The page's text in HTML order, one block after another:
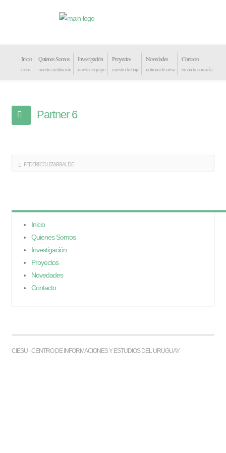
Inicio
ciesu
Quienes Somos
nuestra institución
Investigación
nuestro equipo
Proyectos
nuestro trabajo
Novedades
noticias de ciesu
Contacto
envía tu consulta
Partner 6
FEDERICOLIZARRALDE
Inicio
Quienes Somos
Investigación
Proyectos
Novedades
Contacto
CIESU - CENTRO DE INFORMACIONES Y ESTUDIOS DEL URUGUAY